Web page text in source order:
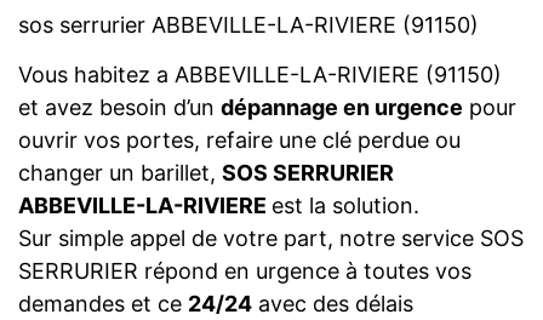
sos serrurier ABBEVILLE-LA-RIVIERE (91150)
Vous habitez a ABBEVILLE-LA-RIVIERE (91150)
et avez besoin d’un dépannage en urgence pour
ouvrir vos portes, refaire une clé perdue ou
changer un barillet, SOS SERRURIER
ABBEVILLE-LA-RIVIERE est la solution.
Sur simple appel de votre part, notre service SOS
SERRURIER répond en urgence à toutes vos
demandes et ce 24/24 avec des délais